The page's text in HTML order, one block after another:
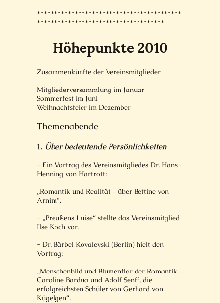
******************************************
*************************************
Höhepunkte 2010
Zusammenkünfte der Vereinsmitglieder
Mitgliederversammlung im Januar
Sommerfest im Juni
Weihnachtsfeier im Dezember
Themenabende
1. Über bedeutende Persönlichkeiten
- Ein Vortrag des Vereinsmitgliedes Dr. Hans-
Henning von Hartrott:
„Romantik und Realität – über Bettine von
Arnim“.
- „Preußens Luise“ stellte das Vereinsmitglied
Ilse Koch vor.
- Dr. Bärbel Kovalevski (Berlin) hielt den
Vortrag:
„Menschenbild und Blumenflor der Romantik –
Caroline Bardua und Adolf Senff, die
erfolgreichsten Schüler von Gerhard von
Kügelgen“.